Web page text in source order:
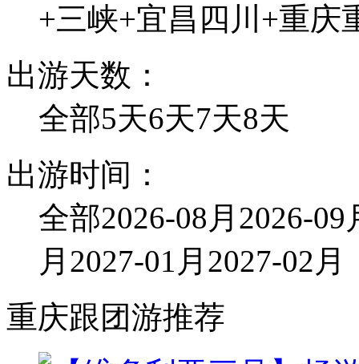
+三峡+宜昌 四川+重庆
出游天数：
全部5天6天7天8天
出游时间：
全部2026-08月 2026-09
月 2027-01月 2027-02月
重庆跟团游推荐